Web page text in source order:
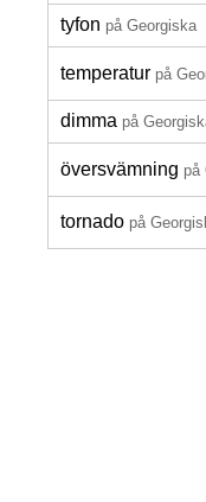
tyfon på Georgiska
temperatur på
dimma på
översvämning på
tornado på